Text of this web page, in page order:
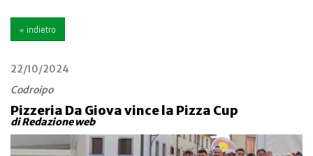
« indietro
22/10/2024
Codroipo
Pizzeria Da Giova vince la Pizza Cup
di Redazione web